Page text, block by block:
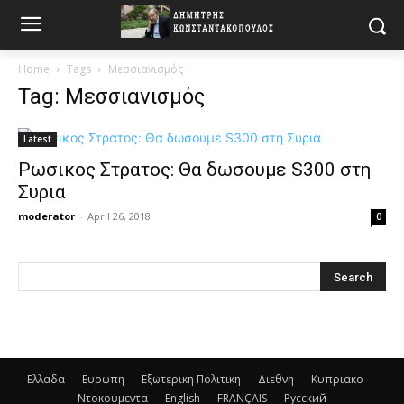
Home Tags Μεσσιανισμός
Tag: Μεσσιανισμός
Latest
Ρωσικος Στρατος: Θα δωσουμε S300 στη
Συρια
moderator - April 26, 2018 0
Ελλαδα Ευρωπη Εξωτερικη Πολιτικη Διεθνη
Κυπριακο
Ντοκουμεντα
English FRANÇAIS Русский